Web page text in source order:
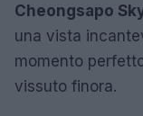
Cheongsapo
una vista
momento
vissuto finora.